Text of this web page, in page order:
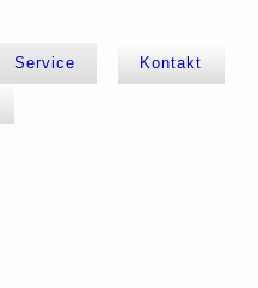
Service Kontakt